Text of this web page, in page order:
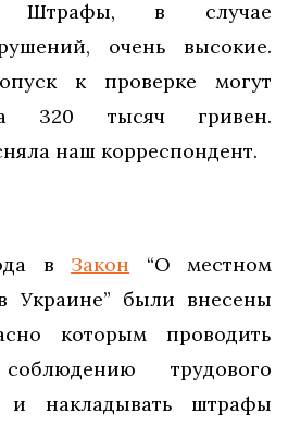
Штрафы, в случае
очень высокие.
к проверке могут
320 тысяч гривен.
наш корреспондент.
вЗакон “О местном
Украине” были внесены
которым проводить
трудового
и накладывать штрафы